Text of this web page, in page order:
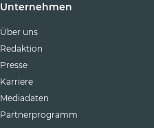
Unternehmen
Über uns
Redaktion
Presse
Karriere
Mediadaten
Partnerprogramm